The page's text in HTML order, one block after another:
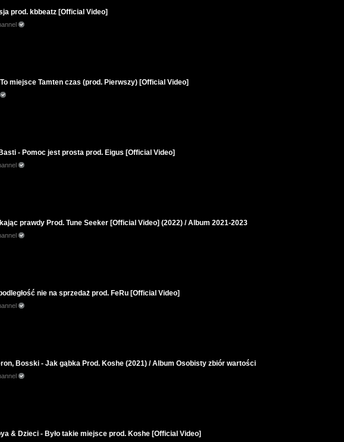
prod. kbbeatz [Official Video]
miejsce Tamten czas (prod. Pierwszy) [Official Video]
- Pomoc jest prosta prod. Eigus [Official Video]
prawdy Prod. Tune Seeker [Official Video] (2022) / Album 2021-2023
nie na sprzedaż prod. FeRu [Official Video]
Bosski - Jak gąbka Prod. Koshe (2021) / Album Osobisty zbiór wartości
& Dzieci - Było takie miejsce prod. Koshe [Official Video]